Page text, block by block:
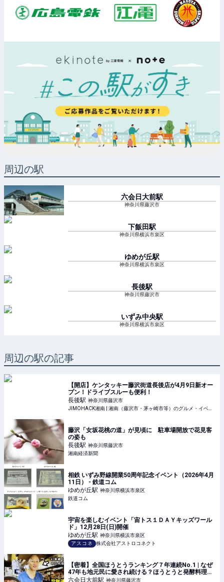
周辺の駅
六会日大前駅
神奈川県藤沢市
下飯田駅
神奈川県横浜市泉区
ゆめが丘駅
神奈川県横浜市泉区
長後駅
神奈川県藤沢市
いずみ中央駅
神奈川県横浜市泉区
周辺の駅の記事
【開店】ケンタッキー藤沢街道長後店が4月9日新オー
プン！ドライブスルーも便利！
長後駅 神奈川県藤沢市
藤沢「女坂花桃の道」が見頃に 駐車場開放で花見客
の姿も
長後駅 神奈川県藤沢市
湘南経済新聞
相鉄 いずみ野線開業50周年記念イベント（2026年4月
11日） - 鉄道コム
ゆめが丘駅 神奈川県横浜市泉区
鉄道コム
宇宙を楽しむイベント「宙トス１ＤＡＹキッズワール
ド」12月28日(日)開催
ゆめが丘駅 神奈川県横浜市泉区
アスコネ
株式会社アストロコネクト
【密着】全国ほうとうランキング７年連続No.1 | なぜ
47年も地元民に愛され続ける？ほうとうと発酵料理
『元祖・へっころ谷』に朝から密着！人気の秘密に迫
六会日大前駅 神奈川県藤沢市